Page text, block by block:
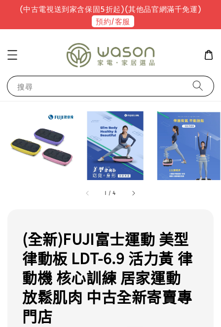
(中古電視送到家含保固5折起)(其他品官網滿千免運)
預約/客服
搜尋
1 /4
(全新)FUJI富士運動 美型
律動板 LDT-6.9 活力黃 律
動機 核心訓練 居家運動
放鬆肌肉 中古全新寄賣專
門店